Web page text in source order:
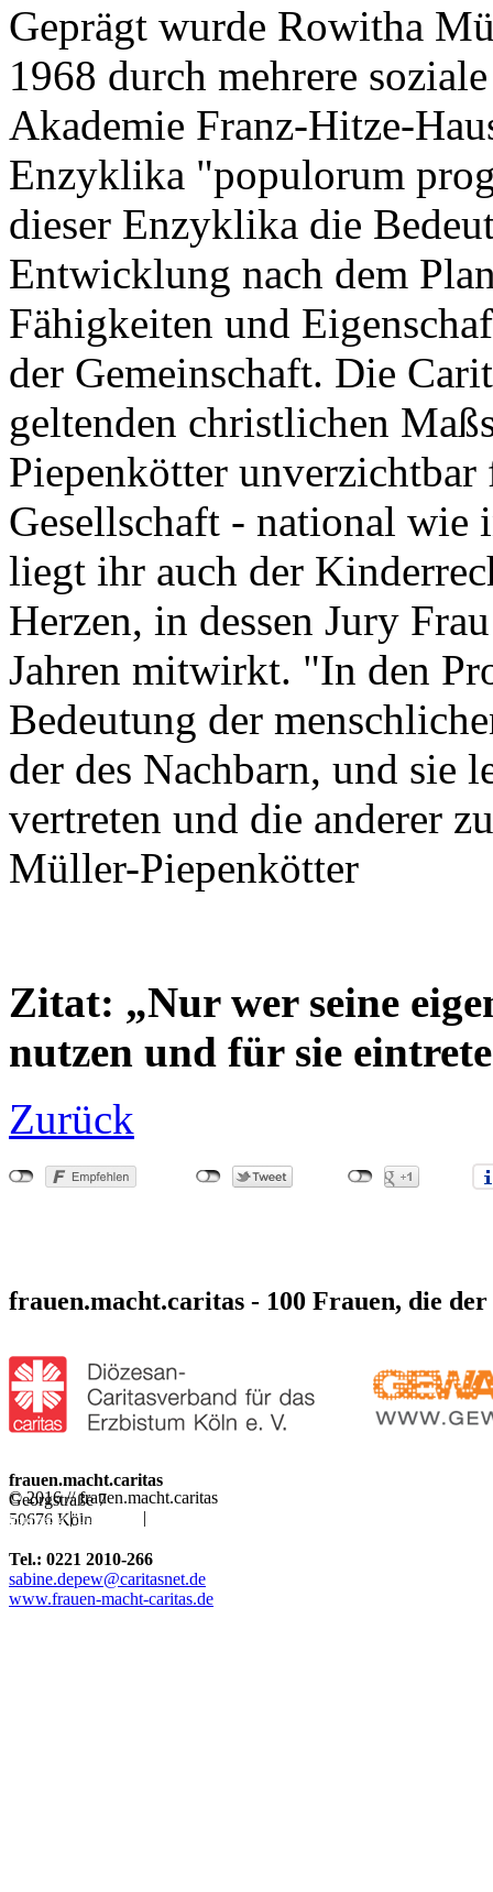
Geprägt wurde Rowitha
1968 durch mehrere
Akademie Franz-Hitze-
Enzyklika "populorum
dieser Enzyklika die
Entwicklung nach dem
Fähigkeiten und
der Gemeinschaft. Die
geltenden christlichen
Piepenkötter
Gesellschaft - national wie
liegt ihr auch der
Herzen, in dessen Jury
Jahren mitwirkt. "In den
Bedeutung der
der des Nachbarn, und sie
vertreten und die anderer
Müller-Piepenkötter
Zitat: „Nur wer seine
nutzen und für sie
Zurück
frauen.macht.caritas - 100 Frauen, die
frauen.macht.caritas
Georgstraße 7
50676 Köln
Tel.: 0221 2010-266
sabine.depew@caritasnet.de
www.frauen-macht-caritas.de
© 2016 // frauen.macht.caritas
Impressum|Datenschutz |